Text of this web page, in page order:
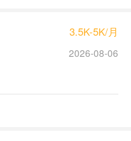
3.5K-5K/月
2026-08-06